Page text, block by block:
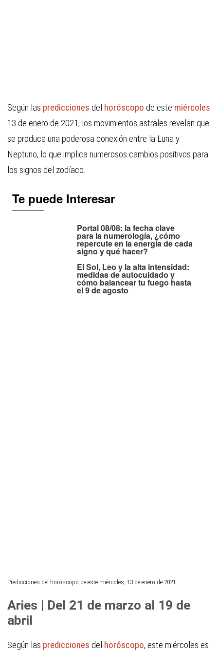
Según las predicciones del horóscopo de este miércoles
13 de enero de 2021, los movimientos astrales revelan que
se produce una poderosa conexión entre la Luna y
Neptuno, lo que implica numerosos cambios positivos para
los signos del zodíaco.
Te puede Interesar
Portal 08/08: la fecha clave
para la numerología, ¿cómo
repercute en la energía de cada
signo y qué hacer?
El Sol, Leo y la alta intensidad:
medidas de autocuidado y
cómo balancear tu fuego hasta
el 9 de agosto
Predicciones del horóscopo de este miércoles, 13 de enero de 2021
Aries | Del 21 de marzo al 19 de
abril
Según las predicciones del horóscopo, este miércoles es